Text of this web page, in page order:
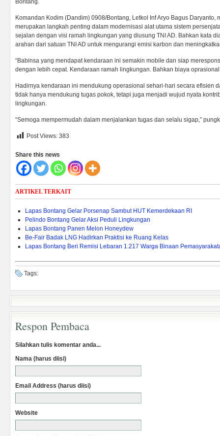
Bontang.
Komandan Kodim (Dandim) 0908/Bontang, Letkol Inf Aryo Bagus Daryanto,
merupakan langkah penting dalam modernisasi alat utama sistem
sejalan dengan visi ramah lingkungan yang diusung TNI AD. Bahkan kata
arahan dari satuan TNI AD untuk mengurangi emisi karbon dan
“Babinsa yang mendapat kendaraan ini semakin mobile dan siap
dengan lebih cepat. Kendaraan ramah lingkungan. Bahkan biaya
Hadirnya kendaraan ini mendukung operasional sehari-hari secara efisien
tidak hanya mendukung tugas pokok, tetapi juga menjadi wujud nyata
lingkungan.
“Semoga mempermudah dalam menjalankan tugas dan selalu sigap,”
Post Views: 383
Share this news
ARTIKEL TERKAIT
Lapas Bontang Gelar Porsenap Sambut HUT Kemerdekaan RI
Pelindo Bontang Gelar Aksi Peduli Lingkungan
Lapas Bontang Panen Melon Honeydew
Be-Fair Badak LNG Hadirkan Praktisi ke Ruang Kelas
Lapas Bontang Beri Remisi Lebaran 1.217 Warga Binaan
Tags:
Respon Pembaca
Silahkan tulis komentar anda...
Nama (harus diisi)
Email Address (harus diisi)
Website